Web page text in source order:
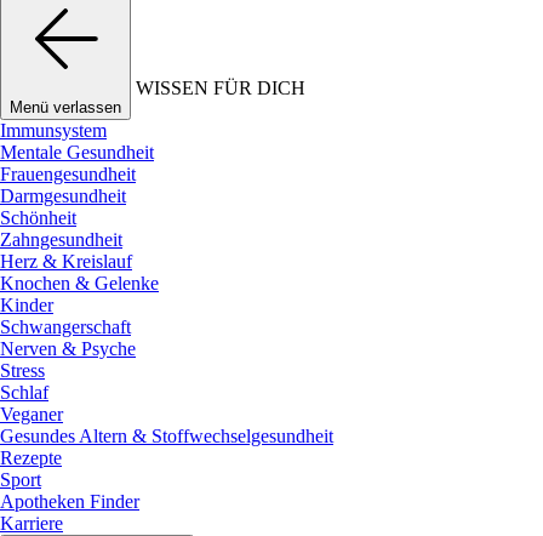
Menü verlassen
WISSEN FÜR DICH
Immunsystem
Mentale Gesundheit
Frauengesundheit
Darmgesundheit
Schönheit
Zahngesundheit
Herz & Kreislauf
Knochen & Gelenke
Kinder
Schwangerschaft
Nerven & Psyche
Stress
Schlaf
Veganer
Gesundes Altern & Stoffwechselgesundheit
Rezepte
Sport
Apotheken Finder
Karriere